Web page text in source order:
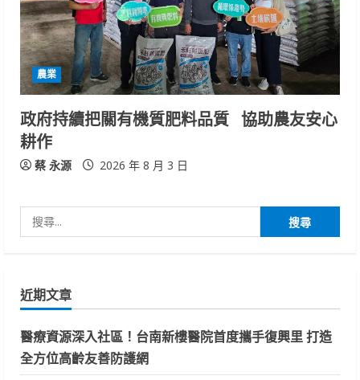
農業
政府持續把關有機質肥料品質 協助農友安心
耕作
蔡 永源 2026 年 8 月 3 日
尋
字:
近期文章
醫療資源深入社區！台南新樓醫院首度攜手復興里 打造
全方位高齡友善防護網